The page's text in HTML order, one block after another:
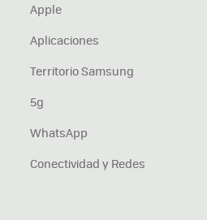
Apple
Aplicaciones
Territorio Samsung
5g
WhatsApp
Conectividad y Redes